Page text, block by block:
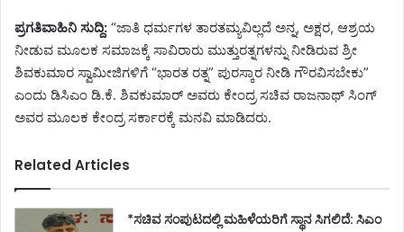
ಪ್ರಗತಿವಾಹಿನಿ ಸುದ್ದಿ: “ಜಾತಿ ಧರ್ಮಗಳ ತಾರತಮ್ಯವಿಲ್ಲದೆ ಅನ್ನ, ಅಕ್ಷರ, ಆಶ್ರಯ
ನೀಡುವ ಮೂಲಕ ಸಮಾಜಕ್ಕೆ ಸಾವಿರಾರು ಮುತ್ತುರತ್ನಗಳನ್ನು ನೀಡಿರುವ ಶ್ರೀ
ಶಿವಕುಮಾರ ಸ್ವಾಮೀಜಿಗಳಿಗೆ “ಭಾರತ ರತ್ನ” ಪುರಸ್ಕಾರ ನೀಡಿ ಗೌರವಿಸಬೇಕು”
ಎಂದು ಡಿಸಿಎಂ ಡಿ.ಕೆ. ಶಿವಕುಮಾರ್ ಅವರು ಕೇಂದ್ರ ಸಚಿವ ರಾಜನಾಥ್‌ ಸಿಂಗ್‌
ಅವರ ಮೂಲಕ ಕೇಂದ್ರ ಸರ್ಕಾರಕ್ಕೆ ಮನವಿ ಮಾಡಿದರು.
Related Articles
*ಸಚಿವ ಸಂಪುಟದಲ್ಲಿ ಮಹಿಳೆಯರಿಗೆ ಸ್ಥಾನ ಸಿಗಲಿದೆ: ಸಿಎಂ